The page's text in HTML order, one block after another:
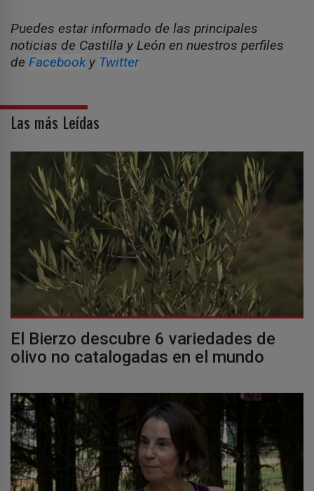
Puedes estar informado de las principales
noticias de Castilla y León en nuestros perfiles
de Facebooky Twitter
Las más Leídas
El Bierzo descubre 6 variedades de
olivo no catalogadas en el mundo